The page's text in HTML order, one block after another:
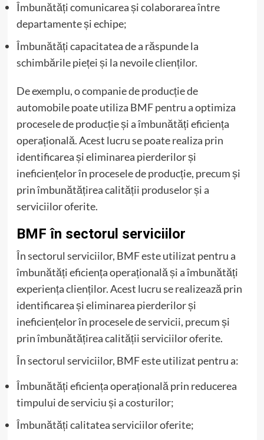
Îmbunătăți comunicarea și colaborarea între
departamente și echipe;
Îmbunătăți capacitatea de a răspunde la
schimbările pieței și la nevoile clienților.
De exemplu, o companie de producție de
automobile poate utiliza BMF pentru a optimiza
procesele de producție și a îmbunătăți eficiența
operațională. Acest lucru se poate realiza prin
identificarea și eliminarea pierderilor și
ineficiențelor în procesele de producție, precum și
prin îmbunătățirea calității produselor și a
serviciilor oferite.
BMF în sectorul serviciilor
În sectorul serviciilor, BMF este utilizat pentru a
îmbunătăți eficiența operațională și a îmbunătăți
experiența clienților. Acest lucru se realizează prin
identificarea și eliminarea pierderilor și
ineficiențelor în procesele de servicii, precum și
prin îmbunătățirea calității serviciilor oferite.
În sectorul serviciilor, BMF este utilizat pentru a:
Îmbunătăți eficiența operațională prin reducerea
timpului de serviciu și a costurilor;
Îmbunătăți calitatea serviciilor oferite;